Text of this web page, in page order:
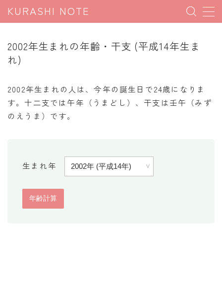
KURASHI NOTE
暮らしの雑学
暮らしの豆知識
暮らしのマナー
子育て豆知識
割引計算
2002年生まれの年齢・干支 (平成14年生ま
れ)
2002年生まれの人は、今年の誕生日で24歳になりま
す。十二支では午年（うまどし）、干支は壬午（みず
のえうま）です。
生まれ年